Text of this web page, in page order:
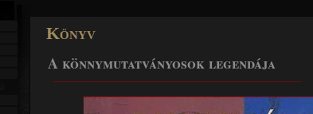
Könyv
A könnymutatványosok legendája